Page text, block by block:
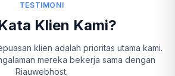
TESTIMONI
Klien Kami?
klien adalah prioritas utama kami.
mereka bekerja sama dengan
Riauwebhost.